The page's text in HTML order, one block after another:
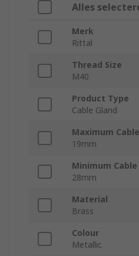
Alles
Merk
Rittal
Thread Size
M40
Product Type
Cable Gland
Maximum
19mm
Minimum
28mm
Material
Brass
Colour
Metallic